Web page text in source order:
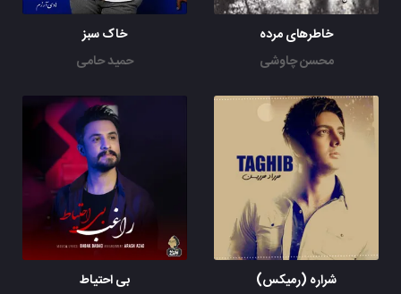
خاطرهای مرده
محسن چاوشی
خاک سبز
حمید حامی
شراره (رمیکس)
بی احتیاط